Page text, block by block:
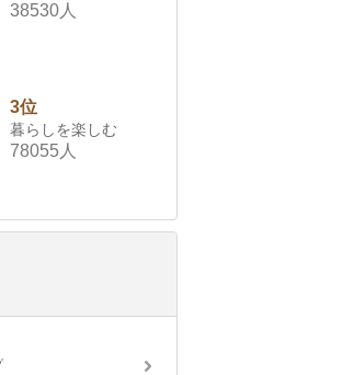
38530人
3位
暮らしを楽しむ
78055人